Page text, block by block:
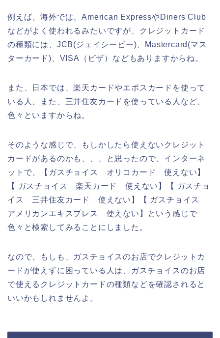
例えば、海外では、American ExpressやDiners Club
などがよく使われるみたいですが、クレジットカード
の種類には、JCB(ジェイシービー)、Mastercard(マス
ターカード)、VISA（ビザ）などもありますからね。
また、日本では、楽天カードやエポスカードを使って
いる人、また、三井住友カードを使っている人など、
色々といますからね。
そのような感じで、もしかしたら使えないクレジット
カードがあるのかも、、、と思ったので、インターネ
ットで、【ガスチョイス オリコカード 使えない】
【 ガスチョイス 楽天カード 使えない】【 ガスチョ
イス 三井住友カード 使えない】【 ガスチョイス
アメリカンエキスプレス 使えない】という感じで
色々と検索してみることにしました。
なので、もしも、ガスチョイスのお店でクレジットカ
ードが使えずに困っている人は、ガスチョイスのお店
で使えるクレジットカードの種類などを確認されると
いいかもしれませんよ。